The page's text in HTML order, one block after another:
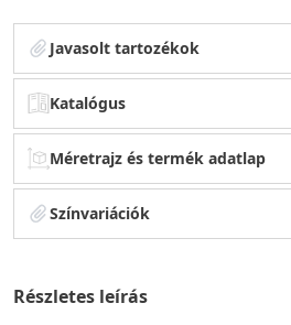
Javasolt tartozékok
Katalógus
Méretrajz és termék adatlap
Színvariációk
Részletes leírás